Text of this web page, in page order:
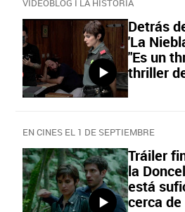
Detrás
'La
"Es un
thriller
EN CINES EL 1 DE SEPTIEMBRE
Tráiler
la
está
cerca